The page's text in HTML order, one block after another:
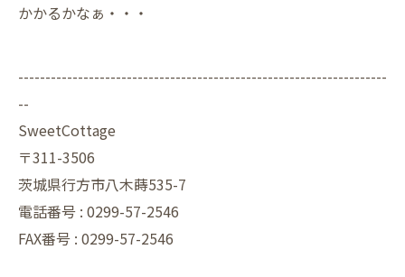
かかるかなぁ・・・
--------------------------------------------------------------------
--
SweetCottage
〒311-3506
茨城県行方市八木蒔535-7
電話番号 : 0299-57-2546
FAX番号 : 0299-57-2546